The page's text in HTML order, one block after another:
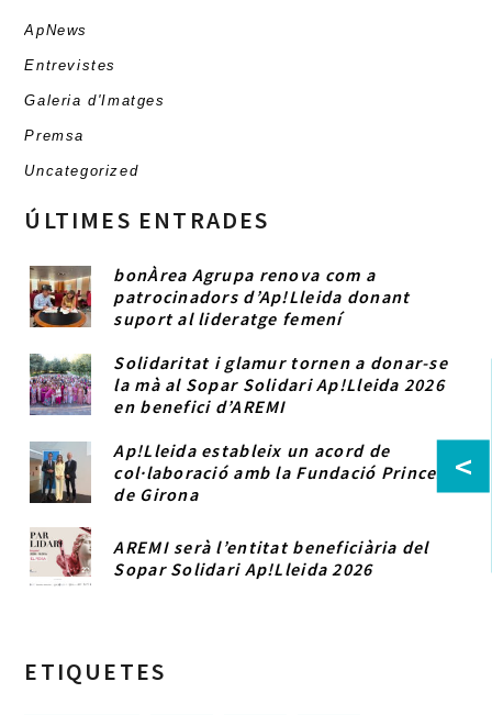
ApNews
Entrevistes
Galeria d'Imatges
Premsa
Uncategorized
ÚLTIMES ENTRADES
bonÀrea Agrupa renova com a
patrocinadors d’Ap!Lleida donant
suport al lideratge femení
Solidaritat i glamur tornen a donar-se
la mà al Sopar Solidari Ap!Lleida 2026
en benefici d’AREMI
Ap!Lleida estableix un acord de
col·laboració amb la Fundació Princesa
de Girona
AREMI serà l’entitat beneficiària del
Sopar Solidari Ap!Lleida 2026
ETIQUETES
<